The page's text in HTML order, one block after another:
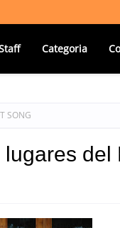
Categoria
SONG
del